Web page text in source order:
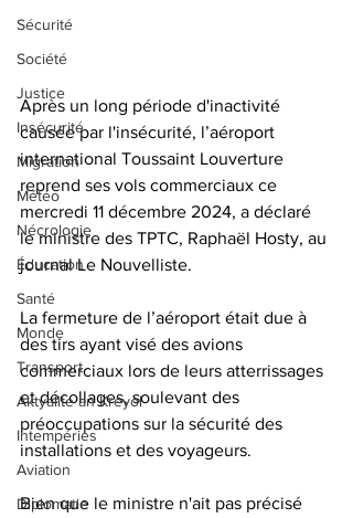
Sécurité
Société
Justice
Insécurité
Migration
Météo
Nécrologie
Éducation
Santé
Monde
Transport
Aktyalite an Kreyòl
Intempéries
Aviation
Diplomatie
Après un long période d'inactivité
causée par l'insécurité, l’aéroport
international Toussaint Louverture
reprend ses vols commerciaux ce
mercredi 11 décembre 2024, a déclaré
le ministre des TPTC, Raphaël Hosty, au
journal Le Nouvelliste.
La fermeture de l’aéroport était due à
des tirs ayant visé des avions
commerciaux lors de leurs atterrissages
et décollages, soulevant des
préoccupations sur la sécurité des
installations et des voyageurs.
Bien que le ministre n'ait pas précisé